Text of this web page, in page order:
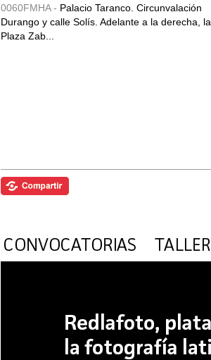
0060FMHA - Palacio Taranco. Circunvalación
Durango y calle Solís. Adelante a la derecha, la
Plaza Zab...